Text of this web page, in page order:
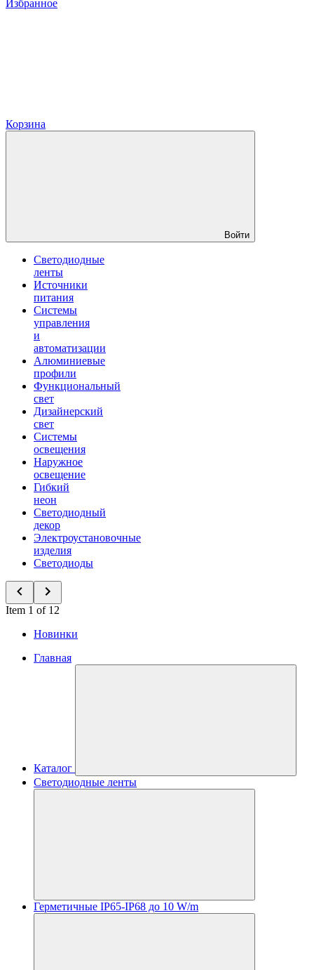
Избранное
Корзина
Войти
Светодиодные
ленты
Источники
питания
Системы
управления
и
автоматизации
Алюминиевые
профили
Функциональный
свет
Дизайнерский
свет
Системы
освещения
Наружное
освещение
Гибкий
неон
Светодиодный
декор
Электроустановочные
изделия
Светодиоды
Item 1 of 12
Новинки
Главная
Каталог
Светодиодные ленты
Герметичные IP65-IP68 до 10 W/m